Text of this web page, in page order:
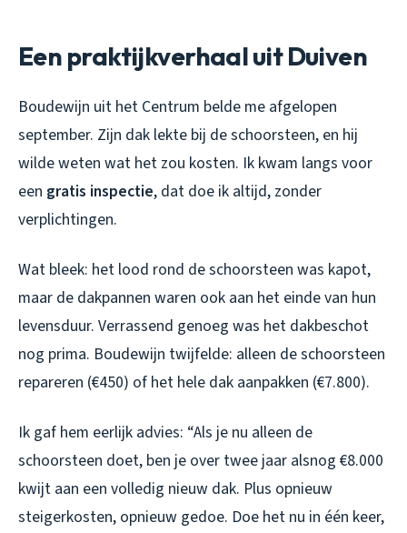
Een praktijkverhaal uit Duiven
Boudewijn uit het Centrum belde me afgelopen
september. Zijn dak lekte bij de schoorsteen, en hij
wilde weten wat het zou kosten. Ik kwam langs voor
een gratis inspectie, dat doe ik altijd, zonder
verplichtingen.
Wat bleek: het lood rond de schoorsteen was kapot,
maar de dakpannen waren ook aan het einde van hun
levensduur. Verrassend genoeg was het dakbeschot
nog prima. Boudewijn twijfelde: alleen de schoorsteen
repareren (€450) of het hele dak aanpakken (€7.800).
Ik gaf hem eerlijk advies: “Als je nu alleen de
schoorsteen doet, ben je over twee jaar alsnog €8.000
kwijt aan een volledig nieuw dak. Plus opnieuw
steigerkosten, opnieuw gedoe. Doe het nu in één keer,